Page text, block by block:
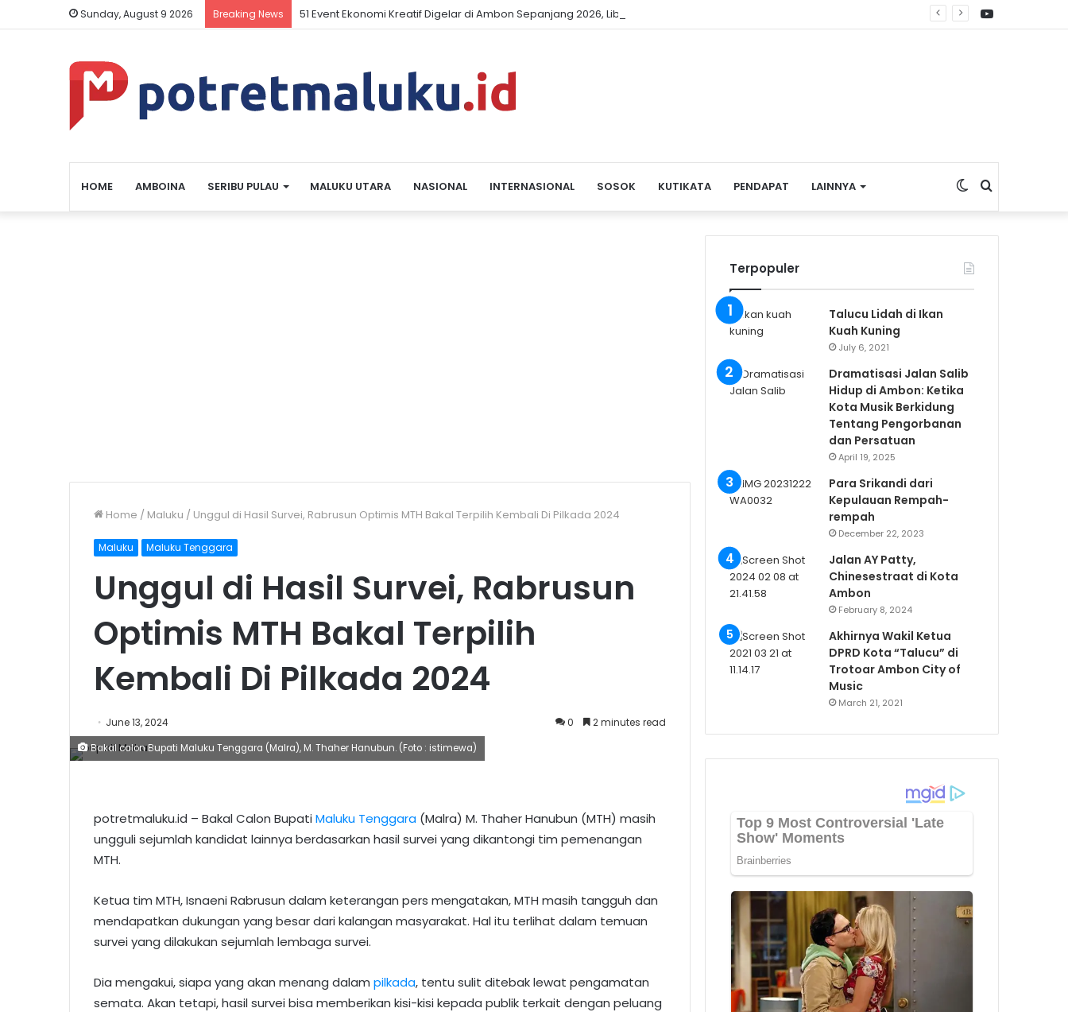
Sunday, August 9 2026 Breaking News 51 Event Ekonomi Kreatif Digelar di Ambon Sepanjang 2026, Libatkan Komunitas dan UMKM
HOME AMBOINA SERIBU PULAU MALUKU UTARA NASIONAL INTERNASIONAL SOSOK KUTIKATA PENDAPAT LAINNYA Search
for
Switch
skin
Home / Maluku / Unggul di Hasil Survei, Rabrusun Optimis MTH Bakal Terpilih Kembali Di Pilkada 2024
Maluku Maluku Tenggara
Unggul di Hasil Survei, Rabrusun
Optimis MTH Bakal Terpilih
Kembali Di Pilkada 2024
June 13, 2024 0 2 minutes read
Bakal calon Bupati Maluku Tenggara (Malra), M. Thaher Hanubun. (Foto : istimewa)
potretmaluku.id – Bakal Calon BupatiMaluku Tenggara (Malra) M. Thaher Hanubun (MTH) masih
ungguli sejumlah kandidat lainnya berdasarkan hasil survei yang dikantongi tim pemenangan
MTH.
Ketua tim MTH, Isnaeni Rabrusun dalam keterangan pers mengatakan, MTH masih tangguh dan
mendapatkan dukungan yang besar dari kalangan masyarakat. Hal itu terlihat dalam temuan
survei yang dilakukan sejumlah lembaga survei.
Dia mengakui, siapa yang akan menang dalam pilkada, tentu sulit ditebak lewat pengamatan
semata. Akan tetapi, hasil survei bisa memberikan kisi-kisi kepada publik terkait dengan peluang
Terpopuler
Talucu Lidah di Ikan
Kuah Kuning
July 6, 2021
Dramatisasi Jalan Salib
Hidup di Ambon: Ketika
Kota Musik Berkidung
Tentang Pengorbanan
dan Persatuan
April 19, 2025
Para Srikandi dari
Kepulauan Rempah-
rempah
December 22, 2023
Jalan AY Patty,
Chinesestraat di Kota
Ambon
February 8, 2024
Akhirnya Wakil Ketua
DPRD Kota “Talucu” di
Trotoar Ambon City of
Music
March 21, 2021